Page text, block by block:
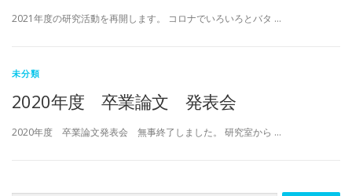
2021年度の研究活動を再開します。 コロナでいろいろとバタ …
未分類
2020年度 卒業論文 発表会
2020年度 卒業論文発表会 無事終了しました。 研究室から …